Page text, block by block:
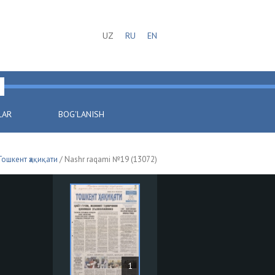
UZ RU EN
BOG'LANISH
ҳақиқати / Nashr raqami №19 (13072)
1